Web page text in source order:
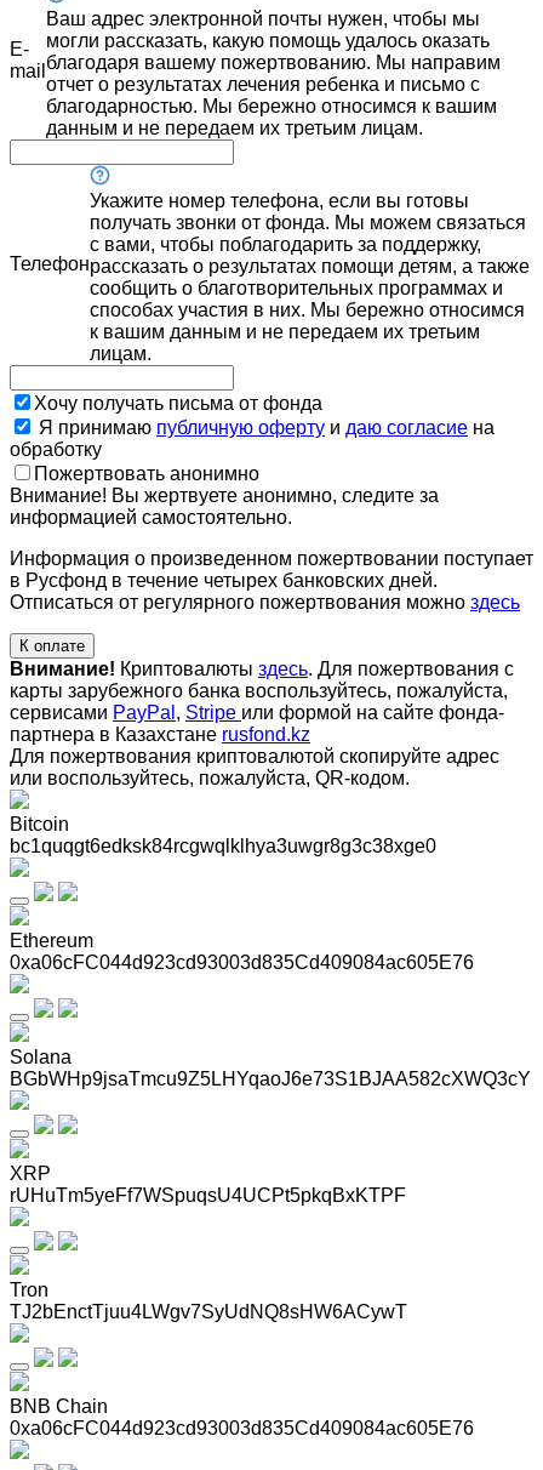
E-
mail
Ваш адрес электронной почты нужен, чтобы мы
могли рассказать, какую помощь удалось оказать
благодаря вашему пожертвованию. Мы направим
отчет о результатах лечения ребенка и письмо с
благодарностью. Мы бережно относимся к вашим
данным и не передаем их третьим лицам.
Телефон
Укажите номер телефона, если вы готовы
получать звонки от фонда. Мы можем связаться
с вами, чтобы поблагодарить за поддержку,
рассказать о результатах помощи детям, а также
сообщить о благотворительных программах и
способах участия в них. Мы бережно относимся
к вашим данным и не передаем их третьим
лицам.
Хочу получать письма от фонда
Я принимаю публичную оферту и даю согласие на
обработку
Пожертвовать анонимно
Внимание! Вы жертвуете анонимно, следите за
информацией самостоятельно.
Информация о произведенном пожертвовании поступает
в Русфонд в течение четырех банковских дней.
Отписаться от регулярного пожертвования можно здесь
К оплате
Внимание! Криптовалюты здесь. Для пожертвования с
карты зарубежного банка воспользуйтесь, пожалуйста,
сервисами PayPal , Stripe или формой на сайте фонда-
партнера в Казахстане rusfond.kz
Для пожертвования криптовалютой скопируйте адрес
или воспользуйтесь, пожалуйста, QR-кодом.
Bitcoin
bc1quqgt6edksk84rcgwqlklhya3uwgr8g3c38xge0
Ethereum
0xa06cFC044d923cd93003d835Cd409084ac605E76
Solana
BGbWHp9jsaTmcu9Z5LHYqaoJ6e73S1BJAA582cXWQ3cY
XRP
rUHuTm5yeFf7WSpuqsU4UCPt5pkqBxKTPF
Tron
TJ2bEnctTjuu4LWgv7SyUdNQ8sHW6ACywT
BNB Chain
0xa06cFC044d923cd93003d835Cd409084ac605E76